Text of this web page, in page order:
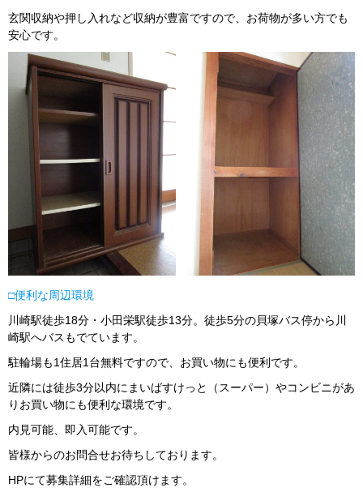
玄関収納や押し入れなど収納が豊富ですので、お荷物が多い方でも
安心です。
□便利な周辺環境
川崎駅徒歩18分・小田栄駅徒歩13分。徒歩5分の貝塚バス停から川
崎駅へバスもでています。
駐輪場も1住居1台無料ですので、お買い物にも便利です。
近隣には徒歩3分以内にまいばすけっと（スーパー）やコンビニがあ
りお買い物にも便利な環境です。
内見可能、即入可能です。
皆様からのお問合せお待ちしております。
HPにて募集詳細をご確認頂けます。